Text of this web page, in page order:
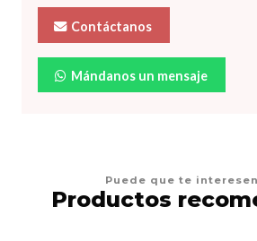
Contáctanos
Mándanos un mensaje
Puede que te
Productos